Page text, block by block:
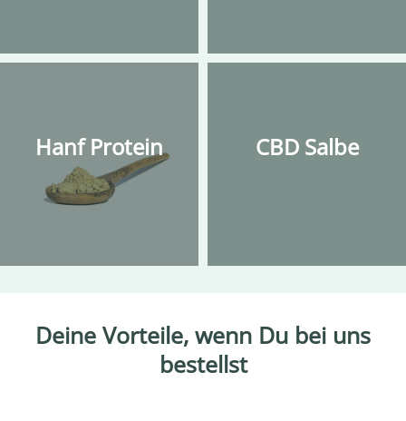
Hanf Protein CBD Salbe
Deine Vorteile, wenn Du bei uns
bestellst